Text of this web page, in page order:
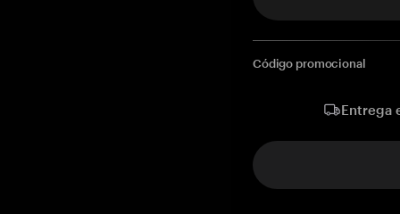
Código promocional
Entrega